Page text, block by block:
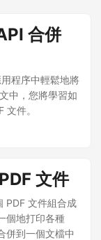
合併
程序中輕鬆地將
中，您將學習如
件。
文件
PDF 文件組合成
個地打印各種
併到一個文檔中